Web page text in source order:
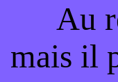
Au
mais il